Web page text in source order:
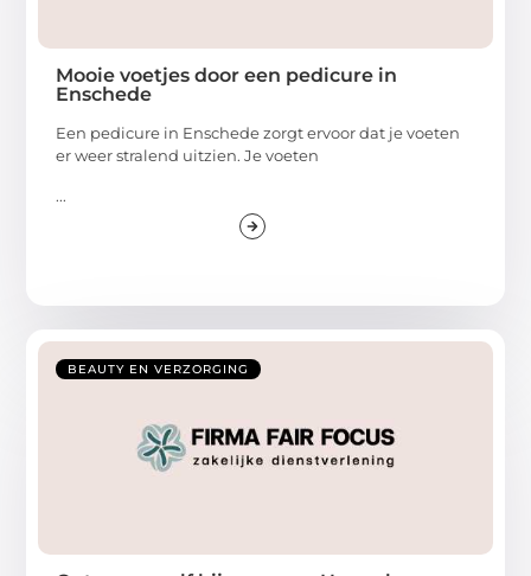
Mooie voetjes door een pedicure in
Enschede
Een pedicure in Enschede zorgt ervoor dat je voeten
er weer stralend uitzien. Je voeten
...
BEAUTY EN VERZORGING